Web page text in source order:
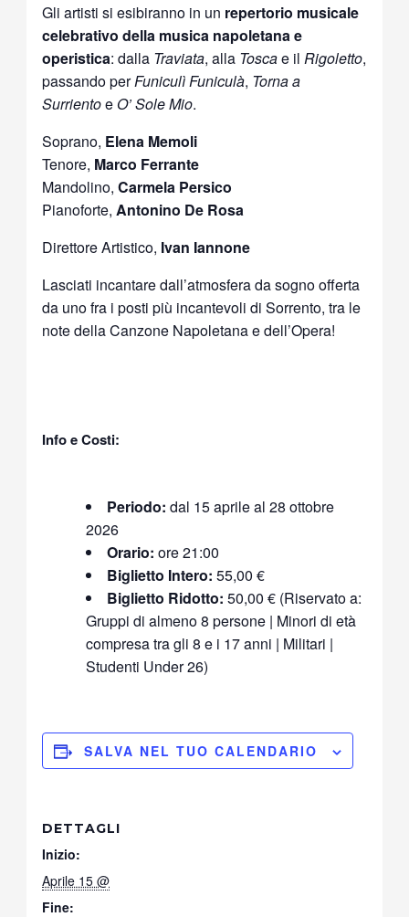
Gli artisti si esibiranno in un repertorio musicale
celebrativo della musica napoletana e
operistica: dalla Traviata, alla Toscae il Rigoletto,
passando perFuniculì Funiculà, Torna a
Surrientoe O’ Sole Mio.
Soprano, Elena Memoli
Tenore, Marco Ferrante
Mandolino,Carmela Persico
Pianoforte, Antonino De Rosa
Direttore Artistico, Ivan Iannone
Lasciati incantare dall’atmosfera da sogno offerta
da uno fra i posti più incantevoli di Sorrento, tra le
note della Canzone Napoletana e dell’Opera!
Info e Costi:
Periodo: dal 15 aprile al 28 ottobre
2026
Orario: ore 21:00
Biglietto Intero: 55,00 €
Biglietto Ridotto: 50,00 € (Riservato a:
Gruppi di almeno 8 persone | Minori di età
compresa tra gli 8 e i 17 anni | Militari |
Studenti Under 26)
SALVA NEL TUO CALENDARIO
DETTAGLI
Inizio:
Aprile 15 @
Fine: